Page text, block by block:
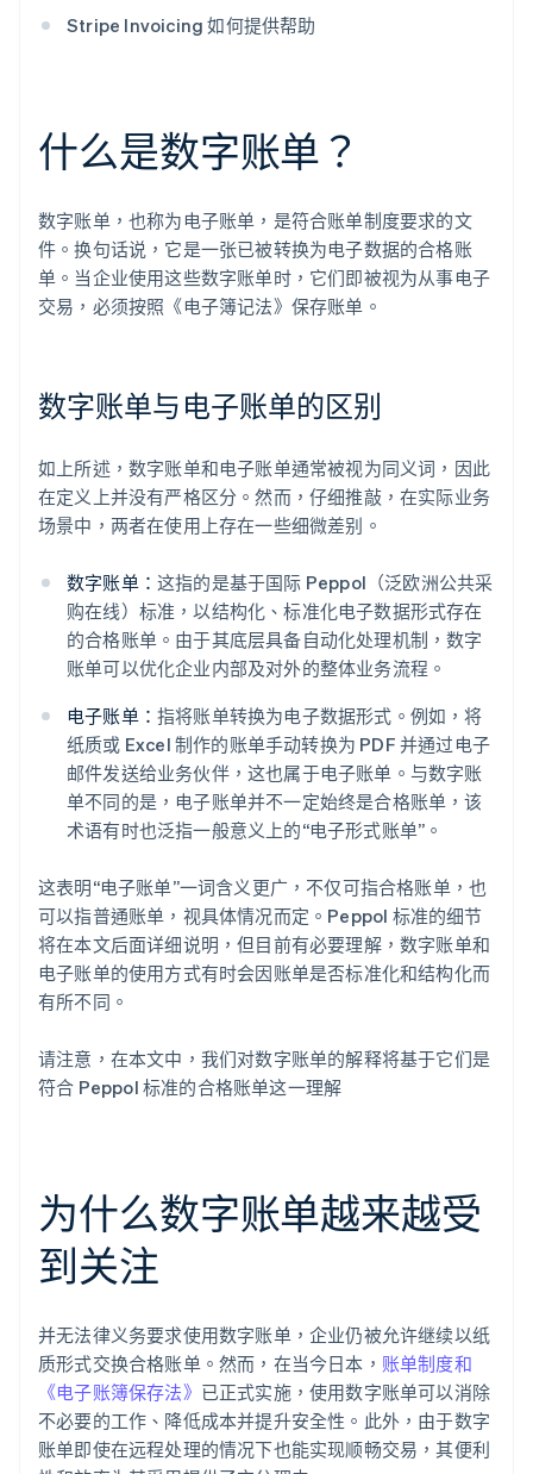
Stripe Invoicing 如何提供帮助
什么是数字账单？
数字账单，也称为电子账单，是符合账单制度要求的文
件。换句话说，它是一张已被转换为电子数据的合格账
单。当企业使用这些数字账单时，它们即被视为从事电子
交易，必须按照《电子簿记法》保存账单。
数字账单与电子账单的区别
如上所述，数字账单和电子账单通常被视为同义词，因此
在定义上并没有严格区分。然而，仔细推敲，在实际业务
场景中，两者在使用上存在一些细微差别。
数字账单： 这指的是基于国际 Peppol（泛欧洲公共采
购在线）标准，以结构化、标准化电子数据形式存在
的合格账单。由于其底层具备自动化处理机制，数字
账单可以优化企业内部及对外的整体业务流程。
电子账单： 指将账单转换为电子数据形式。例如，将
纸质或 Excel 制作的账单手动转换为 PDF 并通过电子
邮件发送给业务伙伴，这也属于电子账单。与数字账
单不同的是，电子账单并不一定始终是合格账单，该
术语有时也泛指一般意义上的“电子形式账单”。
这表明“电子账单”一词含义更广，不仅可指合格账单，也
可以指普通账单，视具体情况而定。Peppol 标准的细节
将在本文后面详细说明，但目前有必要理解，数字账单和
电子账单的使用方式有时会因账单是否标准化和结构化而
有所不同。
请注意，在本文中，我们对数字账单的解释将基于它们是
符合 Peppol 标准的合格账单这一理解
为什么数字账单越来越受
到关注
并无法律义务要求使用数字账单，企业仍被允许继续以纸
质形式交换合格账单。然而，在当今日本， 账单制度和
《电子账簿保存法》 已正式实施，使用数字账单可以消除
不必要的工作、降低成本并提升安全性。此外，由于数字
账单即使在远程处理的情况下也能实现顺畅交易，其便利